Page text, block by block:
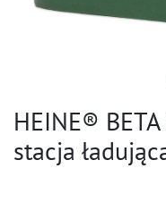
HEINE®
stacja